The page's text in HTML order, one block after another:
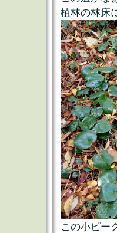
植林の林床
この小ピー